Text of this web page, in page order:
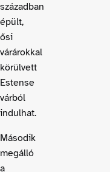
században
épült,
ősi
várárokkal
körülvett
Estense
várból
indulhat.
Második
megálló
a